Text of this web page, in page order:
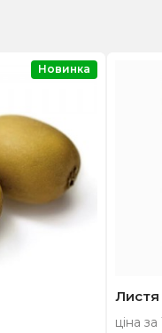
Новинка
Листя
ціна за